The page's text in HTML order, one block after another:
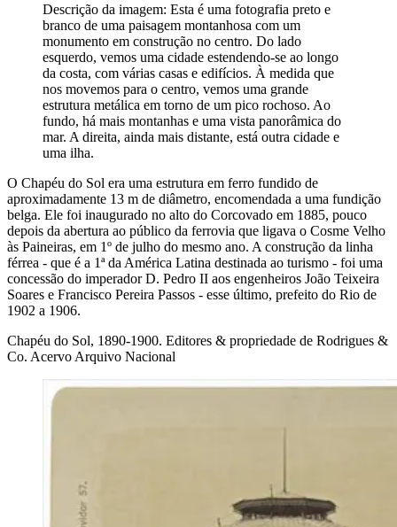
Descrição da imagem: Esta é uma fotografia preto e
branco de uma paisagem montanhosa com um
monumento em construção no centro. Do lado
esquerdo, vemos uma cidade estendendo-se ao longo
da costa, com várias casas e edifícios. À medida que
nos movemos para o centro, vemos uma grande
estrutura metálica em torno de um pico rochoso. Ao
fundo, há mais montanhas e uma vista panorâmica do
mar. A direita, ainda mais distante, está outra cidade e
uma ilha.
O Chapéu do Sol era uma estrutura em ferro fundido de
aproximadamente 13 m de diâmetro, encomendada a uma fundição
belga. Ele foi inaugurado no alto do Corcovado em 1885, pouco
depois da abertura ao público da ferrovia que ligava o Cosme Velho
às Paineiras, em 1º de julho do mesmo ano. A construção da linha
férrea - que é a 1ª da América Latina destinada ao turismo - foi uma
concessão do imperador D. Pedro II aos engenheiros João Teixeira
Soares e Francisco Pereira Passos - esse último, prefeito do Rio de
1902 a 1906.
Chapéu do Sol, 1890-1900. Editores & propriedade de Rodrigues &
Co. Acervo Arquivo Nacional